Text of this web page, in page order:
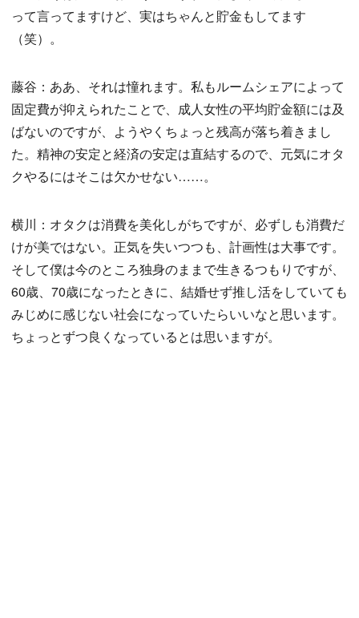
って言ってますけど、実はちゃんと貯金もしてます
（笑）。
藤谷：ああ、それは憧れます。私もルームシェアによって
固定費が抑えられたことで、成人女性の平均貯金額には及
ばないのですが、ようやくちょっと残高が落ち着きまし
た。精神の安定と経済の安定は直結するので、元気にオタ
クやるにはそこは欠かせない……。
横川：オタクは消費を美化しがちですが、必ずしも消費だ
けが美ではない。正気を失いつつも、計画性は大事です。
そして僕は今のところ独身のままで生きるつもりですが、
60歳、70歳になったときに、結婚せず推し活をしていても
みじめに感じない社会になっていたらいいなと思います。
ちょっとずつ良くなっているとは思いますが。